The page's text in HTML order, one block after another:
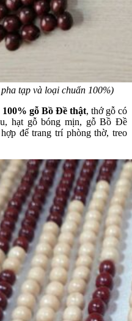
tạp và loại chuẩn 100%)
100% gỗ Bồ Đề thật, thớ gỗ có
hạt gỗ bóng mịn, gỗ Bồ Đề
để trang trí phòng thờ, treo